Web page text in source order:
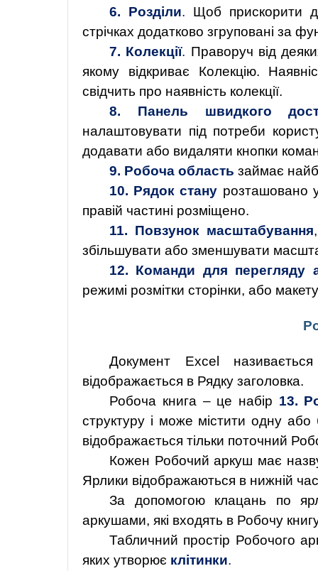
6. Розділи. Щоб прискорити
стрічках додатково згруповані за
7. Колекції. Праворуч від
якому відкриває Колекцію.
свідчить про наявність колекції.
8.
Панель швидкого
налаштовувати під потреби
додавати або видаляти кнопки
9. Робоча область займає
10. Рядок стану розташовано
правій частині розміщено.
11. Повзунок масштабування
збільшувати або зменшувати
12. Команди для перегляду
режимі розмітки сторінки, або
Документ Excel
відображається в Рядку заголовка.
Робоча книга – це набір 13.
структуру і може містити одну або
відображається тільки поточний
Кожен Робочий аркуш має
Ярлики відображаються в нижній
За допомогою клацань по
аркушами, які входять в Робочу
Табличний простір Робочого
яких утворює клітинки.